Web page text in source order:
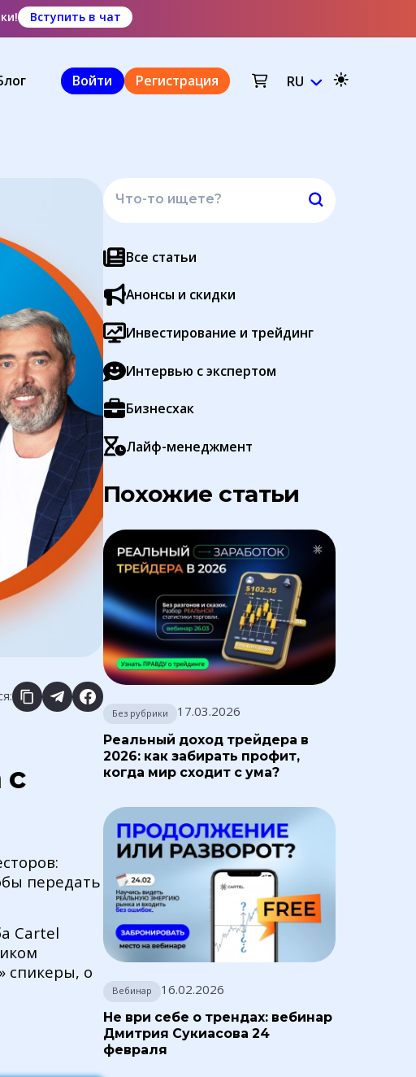
Вступить в чат
Войти Регистрация RU
с
передать
Cartel
спикеры, о
Все статьи
Анонсы и скидки
Инвестирование и трейдинг
Интервью с экспертом
Бизнесхак
Лайф-менеджмент
Похожие статьи
Без рубрики 17.03.2026
Реальный доход трейдера в
2026: как забирать профит,
когда мир сходит с ума?
Вебинар 16.02.2026
Не ври себе о трендах: вебинар
Дмитрия Сукиасова 24
февраля